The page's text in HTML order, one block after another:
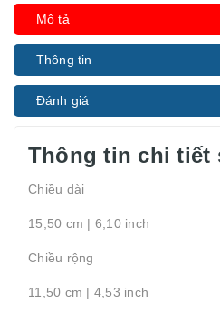
Mô tả
Thông tin
Đánh giá
Thông tin chi tiết
Chiều dài
15,50 cm | 6,10 inch
Chiều rộng
11,50 cm | 4,53 inch